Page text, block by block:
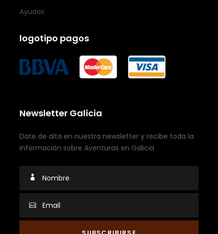
Ayudas
logotipo pagos
Newsletter Galicia
Date de alta en nuestra newsletter y recibe toda la
información sobre Aventuras en Galicia